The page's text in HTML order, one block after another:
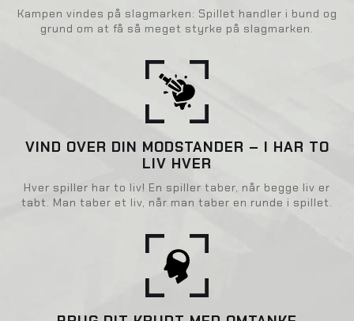
Kampen vindes på slagmarken: Spillet handler i bund og
grund om at få så meget styrke på slagmarken.
VIND OVER DIN MODSTANDER – I HAR TO
LIV HVER
Hver spiller har to liv! En spiller taber, når begge liv er
tabt. Man taber et liv, når man taber en runde i spillet.